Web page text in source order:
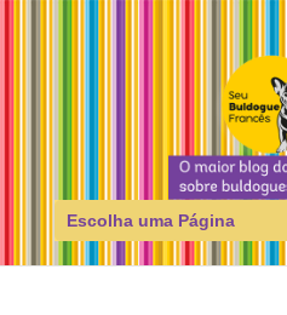
Escolha uma Página